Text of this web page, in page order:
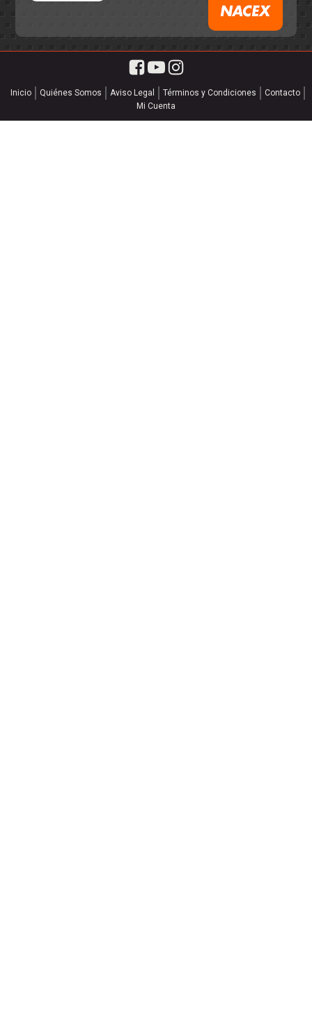
Inicio Quiénes Somos Aviso Legal Términos y Condiciones
Contacto
Mi Cuenta